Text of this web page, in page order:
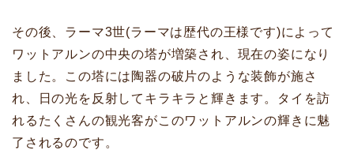
その後、ラーマ3世(ラーマは歴代の王様です)によって
ワットアルンの中央の塔が増築され、現在の姿になり
ました。この塔には陶器の破片のような装飾が施さ
れ、日の光を反射してキラキラと輝きます。タイを訪
れるたくさんの観光客がこのワットアルンの輝きに魅
了されるのです。